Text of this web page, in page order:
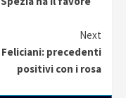
Next
precedenti
positivi con i rosa